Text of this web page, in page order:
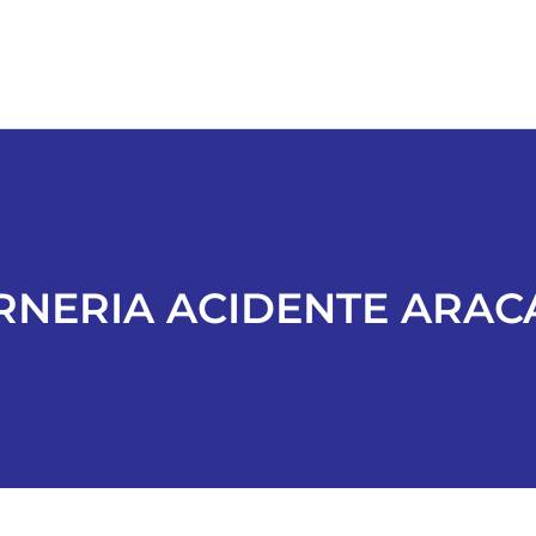
ACIDENTE